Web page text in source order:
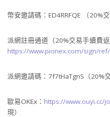
幣安邀請碼：ED4RRFQE （20%
派網註冊通道（20%交易手續費返
https://www.pionex.com/sign/
派網邀請碼：7f7tHaTgnS（20%
歐易OKEx： https://www.ouyi.cc/
現）